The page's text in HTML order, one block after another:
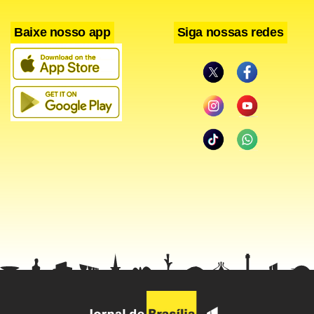
Baixe nosso app Siga nossas redes